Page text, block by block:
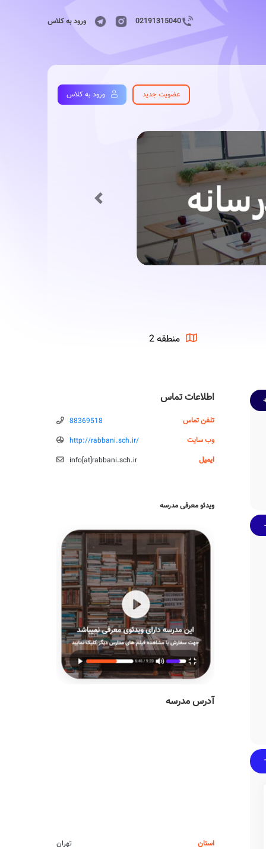
02191315040 ورود به کلاس
عضویت جدید ورود به کلاس
Previous
منطقه 2
اطلاعات تماس
تلفن تماس
88369518
وب سایت
http://rabbani.sch.ir/
ایمیل
info‌[‌a‌‌t‌‌‌]‌rabbani.sch.ir
ویدئو معرفی مدرسه
آدرس مدرسه
استان
تهران